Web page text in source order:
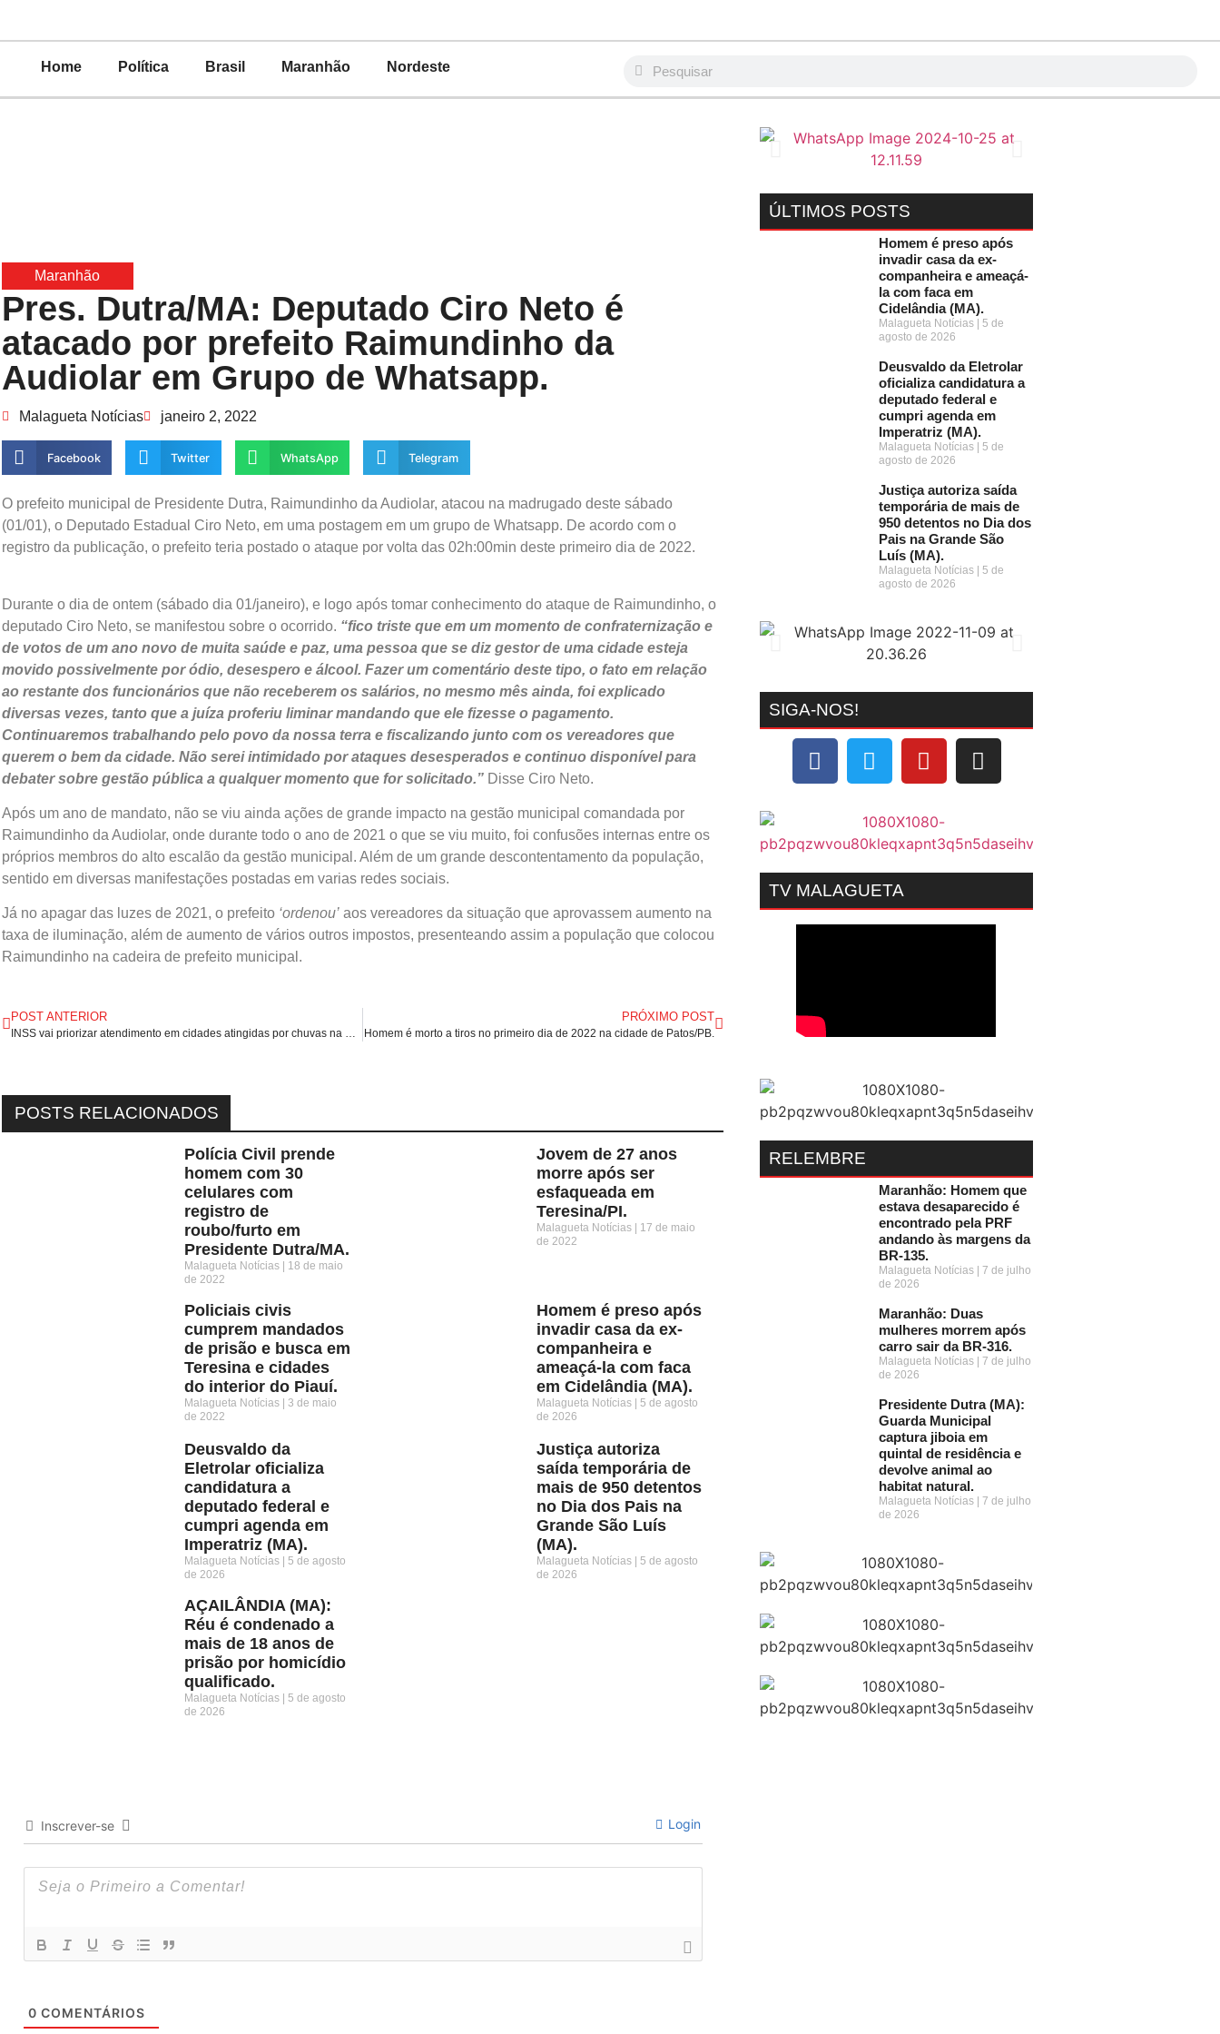
Home Política Brasil Maranhão Nordeste
Maranhão
Pres. Dutra/MA: Deputado Ciro Neto é
atacado por prefeito Raimundinho da
Audiolar em Grupo de Whatsapp.
Malagueta Notícias janeiro 2, 2022
Facebook Twitter WhatsApp Telegram
O prefeito municipal de Presidente Dutra, Raimundinho da Audiolar, atacou na madrugado deste sábado
(01/01), o Deputado Estadual Ciro Neto, em uma postagem em um grupo de Whatsapp. De acordo com o
registro da publicação, o prefeito teria postado o ataque por volta das 02h:00min deste primeiro dia de 2022.
Durante o dia de ontem (sábado dia 01/janeiro), e logo após tomar conhecimento do ataque de Raimundinho, o
deputado Ciro Neto, se manifestou sobre o ocorrido. “fico triste que em um momento de confraternização e
de votos de um ano novo de muita saúde e paz, uma pessoa que se diz gestor de uma cidade esteja
movido possivelmente por ódio, desespero e álcool. Fazer um comentário deste tipo, o fato em relação
ao restante dos funcionários que não receberem os salários, no mesmo mês ainda, foi explicado
diversas vezes, tanto que a juíza proferiu liminar mandando que ele fizesse o pagamento.
Continuaremos trabalhando pelo povo da nossa terra e fiscalizando junto com os vereadores que
querem o bem da cidade. Não serei intimidado por ataques desesperados e continuo disponível para
debater sobre gestão pública a qualquer momento que for solicitado.” Disse Ciro Neto.
Após um ano de mandato, não se viu ainda ações de grande impacto na gestão municipal comandada por
Raimundinho da Audiolar, onde durante todo o ano de 2021 o que se viu muito, foi confusões internas entre os
próprios membros do alto escalão da gestão municipal. Além de um grande descontentamento da população,
sentido em diversas manifestações postadas em varias redes sociais.
Já no apagar das luzes de 2021, o prefeito ‘ordenou’ aos vereadores da situação que aprovassem aumento na
taxa de iluminação, além de aumento de vários outros impostos, presenteando assim a população que colocou
Raimundinho na cadeira de prefeito municipal.
POST ANTERIOR
INSS vai priorizar atendimento em cidades atingidas por chuvas na Bahia.
PRÓXIMO POST
Homem é morto a tiros no primeiro dia de 2022 na cidade de Patos/PB.
POSTS RELACIONADOS
Polícia Civil prende
homem com 30
celulares com
registro de
roubo/furto em
Presidente Dutra/MA.
Malagueta Notícias
18 de maio
de 2022
Jovem de 27 anos
morre após ser
esfaqueada em
Teresina/PI.
Malagueta Notícias
17 de maio
de 2022
Policiais civis
cumprem mandados
de prisão e busca em
Teresina e cidades
do interior do Piauí.
Malagueta Notícias
3 de maio
de 2022
Homem é preso após
invadir casa da ex-
companheira e
ameaçá-la com faca
em Cidelândia (MA).
Malagueta Notícias
5 de agosto
de 2026
Deusvaldo da
Eletrolar oficializa
candidatura a
deputado federal e
cumpri agenda em
Imperatriz (MA).
Malagueta Notícias
5 de agosto
de 2026
Justiça autoriza
saída temporária de
mais de 950 detentos
no Dia dos Pais na
Grande São Luís
(MA).
Malagueta Notícias
5 de agosto
de 2026
AÇAILÂNDIA (MA):
Réu é condenado a
mais de 18 anos de
prisão por homicídio
qualificado.
Malagueta Notícias
5 de agosto
de 2026
Inscrever-se Login
0 COMENTÁRIOS
ÚLTIMOS POSTS
Homem é preso após
invadir casa da ex-
companheira e ameaçá-
la com faca em
Cidelândia (MA).
Malagueta Notícias
5 de
agosto de 2026
Deusvaldo da Eletrolar
oficializa candidatura a
deputado federal e
cumpri agenda em
Imperatriz (MA).
Malagueta Notícias
5 de
agosto de 2026
Justiça autoriza saída
temporária de mais de
950 detentos no Dia dos
Pais na Grande São
Luís (MA).
Malagueta Notícias
5 de
agosto de 2026
SIGA-NOS!
TV MALAGUETA
RELEMBRE
Maranhão: Homem que
estava desaparecido é
encontrado pela PRF
andando às margens da
BR-135.
Malagueta Notícias
7 de julho
de 2026
Maranhão: Duas
mulheres morrem após
carro sair da BR-316.
Malagueta Notícias
7 de julho
de 2026
Presidente Dutra (MA):
Guarda Municipal
captura jiboia em
quintal de residência e
devolve animal ao
habitat natural.
Malagueta Notícias
7 de julho
de 2026